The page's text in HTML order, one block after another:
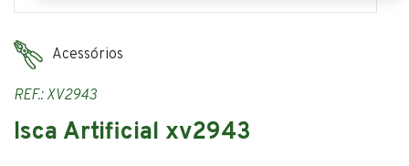
Acessórios
REF.: XV2943
Isca Artificial xv2943